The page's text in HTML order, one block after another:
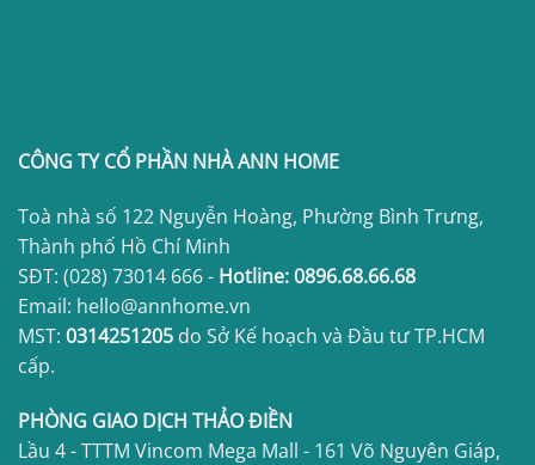
CÔNG TY CỔ PHẦN NHÀ ANN HOME
Toà nhà số 122 Nguyễn Hoàng, Phường Bình Trưng,
Thành phố Hồ Chí Minh
SĐT: (028) 73014 666- Hotline:0896.68.66.68
Email: hello@annhome.vn
MST: 0314251205 do Sở Kế hoạch và Đầu tư TP.HCM
cấp.
PHÒNG GIAO DỊCH THẢO ĐIỀN
Lầu 4 - TTTM Vincom Mega Mall - 161 Võ Nguyên Giáp,